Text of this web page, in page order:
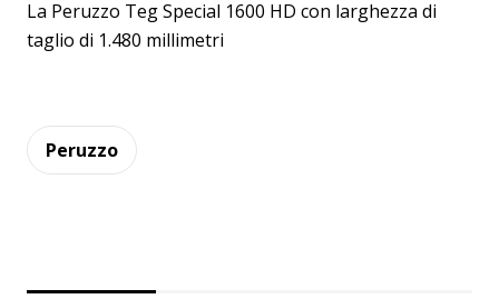
La Peruzzo Teg Special 1600 HD con larghezza di
taglio di 1.480 millimetri
Peruzzo